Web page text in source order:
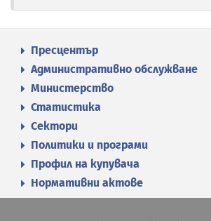
Пресцентър
Административно обслужване
Министерство
Статистика
Сектори
Политики и програми
Профил на купувача
Нормативни актове